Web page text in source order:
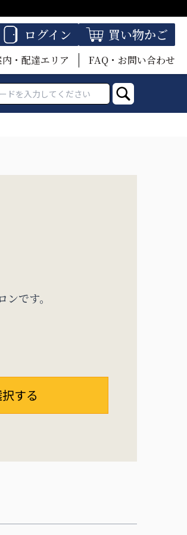
ログイン 買い物かご
内・配達エリア FAQ・お問い合わせ
です。
する